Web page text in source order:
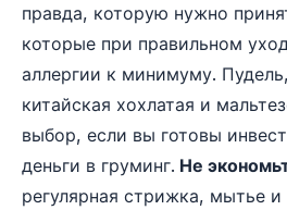
правда, которую нужно
которые при правильном
аллергии к минимуму.
китайская хохлатая и
выбор, если вы готовы
деньги в груминг. Не
регулярная стрижка, мытье